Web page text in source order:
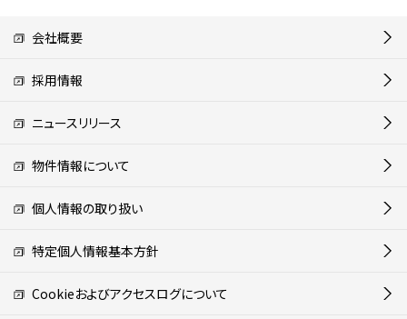
会社概要
採用情報
ニュースリリース
物件情報について
個人情報の取り扱い
特定個人情報基本方針
Cookieおよびアクセスログについて